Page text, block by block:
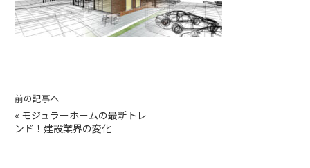
前の記事へ
« モジュラーホームの最新トレ
ンド！建設業界の変化